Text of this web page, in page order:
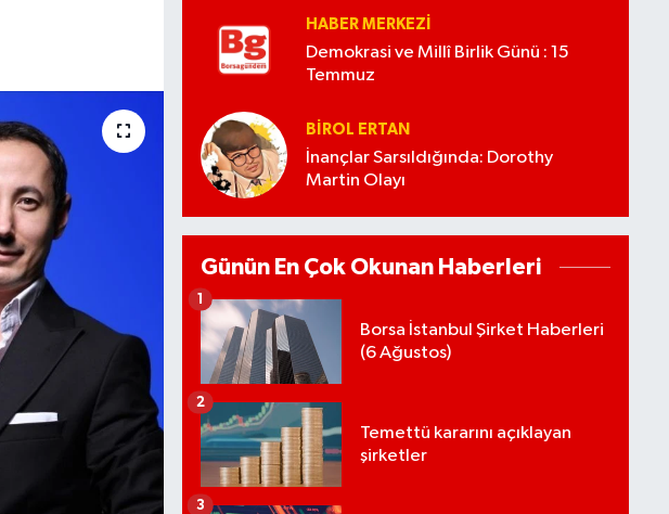
HABER MERKEZI
Demokrasi ve Millî Birlik Günü : 15
Temmuz
BIROL ERTAN
İnançlar Sarsıldığında: Dorothy
Martin Olayı
Günün En Çok Okunan Haberleri
Borsa İstanbul Şirket Haberleri
(6 Ağustos)
1
Temettü kararını açıklayan
şirketler
2
3